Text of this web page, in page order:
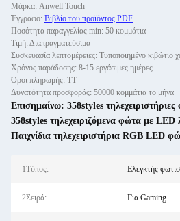
Μάρκα: Anwell Touch
Έγγραφο: Βιβλίο του προϊόντος PDF
Ποσότητα παραγγελίας min: 50 κομμάτια
Τιμή: Διαπραγματεύσιμα
Συσκευασία λεπτομέρειες: Τυποποιημένο κιβώτιο
Χρόνος παράδοσης: 8-15 εργάσιμες ημέρες
Όροι πληρωμής: ΤΤ
Δυνατότητα προσφοράς: 50000 κομμάτια το μήνα
Επισημαίνω: 358styles
358styles τηλεχειριζόμενα φώτα με LED
Παιχνίδια τηλεχειριστήρια RGB LED
1Τύπος: Ελεγκτής
2Σειρά: Για Gaming